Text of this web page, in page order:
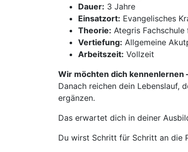
Dauer: 3 Jahre
Einsatzort: Evangelisches
Theorie: Ategris
Vertiefung: Allgemeine
Arbeitszeit: Vollzeit
Wir möchten dich kennenlernen
Danach reichen dein Lebenslauf,
ergänzen.
Das erwartet dich in deiner
Du wirst Schritt für Schritt an die